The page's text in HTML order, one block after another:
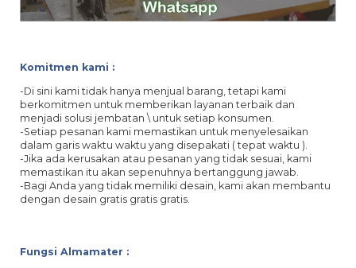
Komitmen kami :
-Di sini kami tidak hanya menjual barang, tetapi kami
berkomitmen untuk memberikan layanan terbaik dan
menjadi solusi jembatan \ untuk setiap konsumen.
-Setiap pesanan kami memastikan untuk menyelesaikan
dalam garis waktu waktu yang disepakati ( tepat waktu ).
-Jika ada kerusakan atau pesanan yang tidak sesuai, kami
memastikan itu akan sepenuhnya bertanggung jawab.
-Bagi Anda yang tidak memiliki desain, kami akan membantu
dengan desain gratis gratis gratis.
Fungsi Almamater :